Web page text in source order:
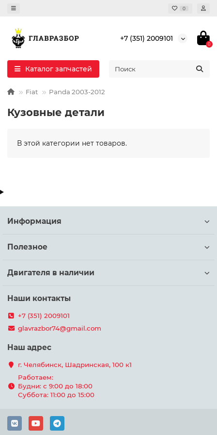
0
+7 (351) 2009101
0
Каталог запчастей
Fiat Panda 2003-2012
Кузовные детали
В этой категории нет товаров.
Информация
Полезное
Двигателя в наличии
Наши контакты
+7 (351) 2009101
glavrazbor74@gmail.com
Наш адрес
г. Челябинск, Шадринская, 100 к1
Работаем:
Будни: с 9:00 до 18:00
Суббота: 11:00 до 15:00